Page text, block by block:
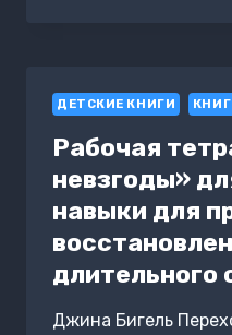
ДЕТСКИЕ КНИГИ
Рабочая
невзгоды»
навыки для
длительного
Джина Бигель